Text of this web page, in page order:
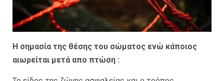
Η σημασία της θέσης του σώματος ενώ κάποιος
αιωρείται μετά απο πτώση :